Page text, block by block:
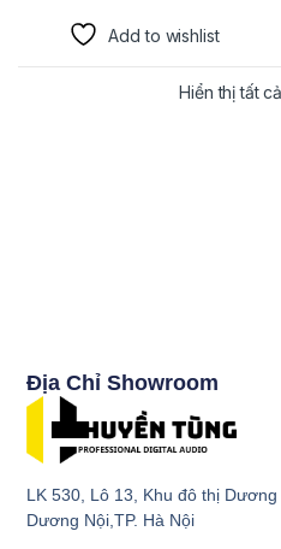
Add to wishlist
Hiển thị tất
Địa Chỉ Showroom
LK 530, Lô 13, Khu đô thị
Dương Nội,TP. Hà Nội